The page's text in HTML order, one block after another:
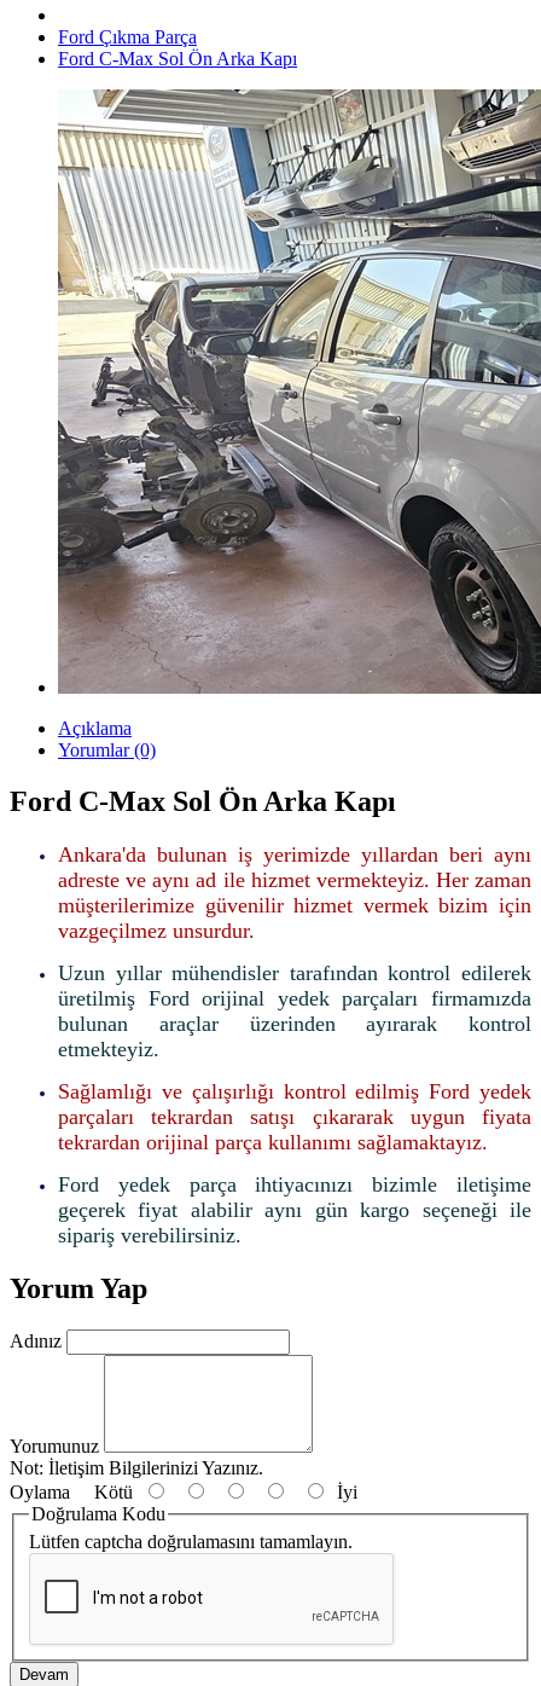
Ford Çıkma Parça
Ford C-Max Sol Ön Arka Kapı
Açıklama
Yorumlar (0)
Ford C-Max Sol Ön Arka Kapı
Ankara'da bulunan iş yerimizde yıllardan beri aynı
adreste ve aynı ad ile hizmet vermekteyiz. Her zaman
müşterilerimize güvenilir hizmet vermek bizim için
vazgeçilmez unsurdur.
Uzun yıllar mühendisler tarafından kontrol edilerek
üretilmiş Ford orijinal yedek parçaları firmamızda
bulunan araçlar üzerinden ayırarak kontrol
etmekteyiz.
Sağlamlığı ve çalışırlığı kontrol edilmiş Ford yedek
parçaları tekrardan satışı çıkararak uygun fiyata
tekrardan orijinal parça kullanımı sağlamaktayız.
Ford yedek parça ihtiyacınızı bizimle iletişime
geçerek fiyat alabilir aynı gün kargo seçeneği ile
sipariş verebilirsiniz.
Yorum Yap
Adınız
Yorumunuz
Not: İletişim Bilgilerinizi Yazınız.
Oylama Kötü
İyi
Doğrulama Kodu
Lütfen captcha doğrulamasını tamamlayın.
Devam